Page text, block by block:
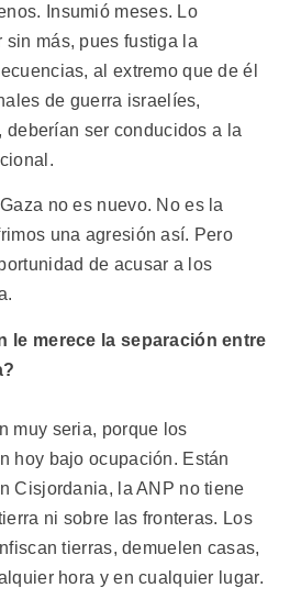
Insumió meses. Lo
sin más, pues fustiga la
al extremo que de él
de guerra israelíes,
deberían ser conducidos a la
no es nuevo. No es la
una agresión así. Pero
de acusar a los
le merece la separación entre
muy seria, porque los
hoy bajo ocupación. Están
Cisjordania, la ANP no tiene
ni sobre las fronteras. Los
tierras, demuelen casas,
hora y en cualquier lugar.